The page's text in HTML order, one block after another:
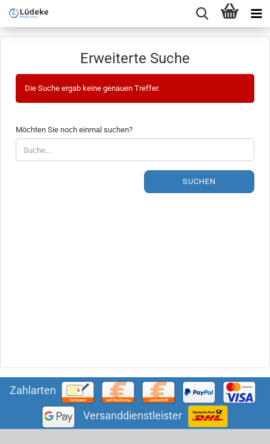
Erweiterte Suche
Die Suche ergab keine genauen Treffer.
MÖCHTEN
SIE
NOCH
EINMAL
Möchten Sie noch einmal suchen?
SUCHEN
Zahlarten
Versanddienstleister